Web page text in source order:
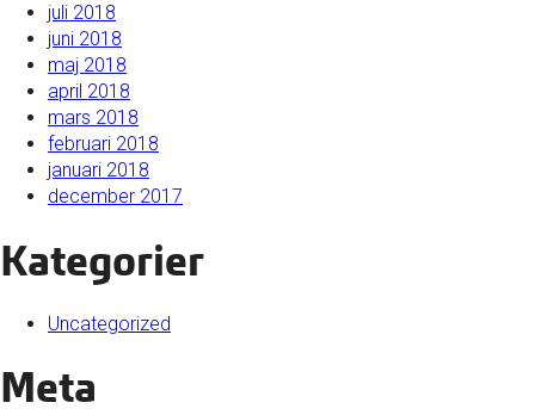
juli 2018
juni 2018
maj 2018
april 2018
mars 2018
februari 2018
januari 2018
december 2017
Kategorier
Uncategorized
Meta